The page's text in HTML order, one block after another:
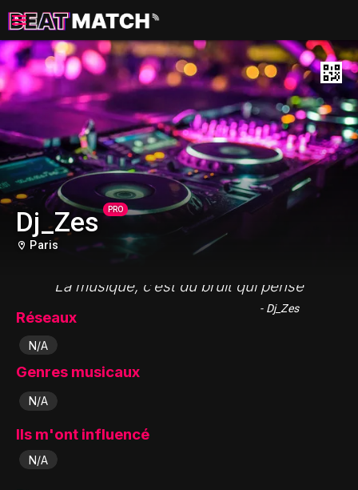
Dj_Zes PRO
Paris
"La musique, c’est du bruit qui pense"
- Dj_Zes
Réseaux
N/A
Genres musicaux
N/A
Ils m'ont influencé
N/A